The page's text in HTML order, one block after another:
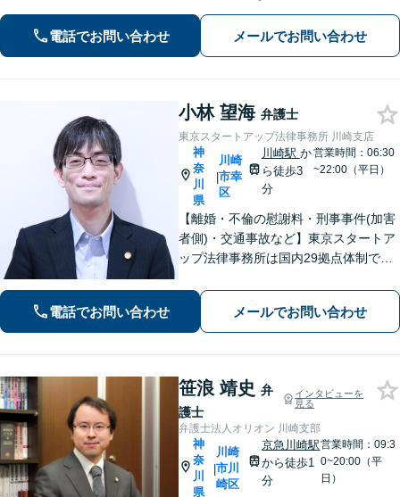
暮らせるように問題解決に尽力しま
す。【地元密着】クチコミ・リピータ
ーの方も多数。「こんなことで」と思
電話でお問い合わせ メールでお問い合わせ
小林 望海 弁護士
東京スタートアップ法律事務所 川崎支店
神
奈
川
県
|
川崎
市幸
区
川崎駅 か
ら徒歩3
分
営業時間：06:30
~22:00（平日）
【離婚・不倫の慰謝料・刑事事件(加害
者側)・交通事故など】東京スタートア
ップ法律事務所は国内29拠点体制で全
対応(法律相談は完全予約制)】各分野で
専門性の高い弁護士が寄り添い解決を
サポートします。
電話でお問い合わせ メールでお問い合わせ
笹浪 靖史 弁
護士
インタビューを
見る
弁護士法人オリオン 川崎支部
神
奈
川
県
|
川崎
市川
崎区
京急川崎駅
から徒歩1
分
営業時間：09:3
0~20:00（平
日）